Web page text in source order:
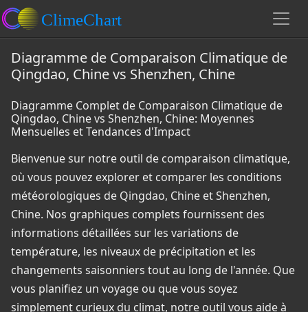
Diagramme de Comparaison Climatique de
Qingdao, Chine vs Shenzhen, Chine
Diagramme Complet de Comparaison Climatique de
Qingdao, Chine vs Shenzhen, Chine: Moyennes
Mensuelles et Tendances d'Impact
Bienvenue sur notre outil de comparaison climatique,
où vous pouvez explorer et comparer les conditions
météorologiques de Qingdao, Chine et Shenzhen,
Chine. Nos graphiques complets fournissent des
informations détaillées sur les variations de
température, les niveaux de précipitation et les
changements saisonniers tout au long de l'année. Que
vous planifiez un voyage ou que vous soyez
simplement curieux du climat, notre outil vous aide à